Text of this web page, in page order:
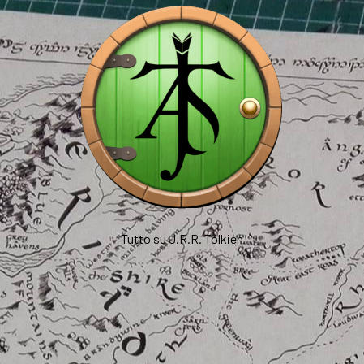
Tutto su J.R.R. Tolkien